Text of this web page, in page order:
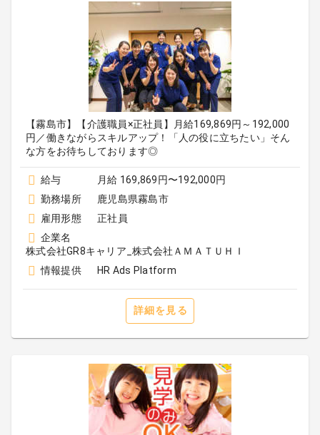
【霧島市】【介護職員×正社員】月給169,869円～192,000
円／働きながらスキルアップ！「人の役に立ちたい」そん
な方をお待ちしております◎
給与
月給 169,869円〜192,000円
勤務場所
鹿児島県霧島市
雇用形態
正社員
企業名
株式会社GR8キャリア_株式会社ＡＭＡＴＵＨＩ
情報提供
HR Ads Platform
詳細を見る